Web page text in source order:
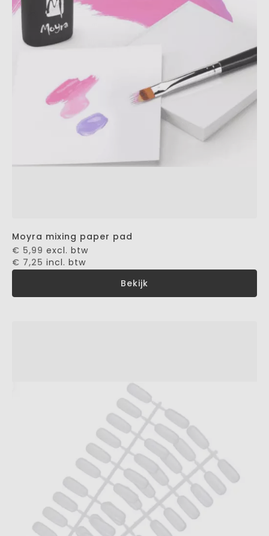
Moyra mixing paper pad
€ 5,99 excl. btw
€ 7,25 incl. btw
Bekijk